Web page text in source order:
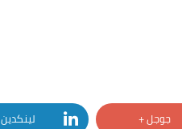
جوجل + لينكدين